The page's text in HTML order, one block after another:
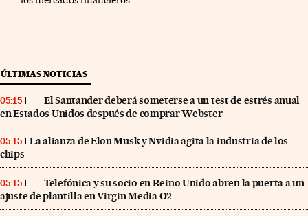
ÚLTIMAS NOTICIAS
05:15
El Santander deberá someterse a un test de estrés anual
en Estados Unidos después de comprar Webster
05:15
La alianza de Elon Musk y Nvidia agita la industria de los
chips
05:15
Telefónica y su socio en Reino Unido abren la puerta a un
ajuste de plantilla en Virgin Media O2